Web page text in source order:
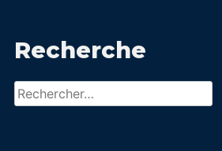
Recherche
Rechercher :